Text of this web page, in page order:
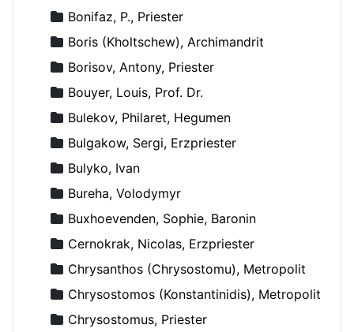
Bonifaz, P., Priester
Boris (Kholtschew), Archimandrit
Borisov, Antony, Priester
Bouyer, Louis, Prof. Dr.
Bulekov, Philaret, Hegumen
Bulgakow, Sergi, Erzpriester
Bulyko, Ivan
Bureha, Volodymyr
Buxhoevenden, Sophie, Baronin
Cernokrak, Nicolas, Erzpriester
Chrysanthos (Chrysostomu), Metropolit
Chrysostomos (Konstantinidis), Metropolit
Chrysostomus, Priester